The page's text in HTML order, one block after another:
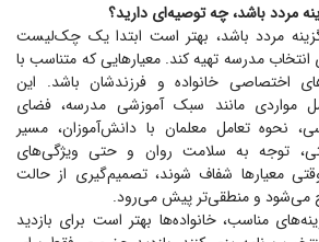
مردد باشد، چه توصیه‌ای دارید؟
مردد باشد، بهتر است ابتدا یک چک‌لیست
انتخاب مدرسه تهیه کند. معیار‌هایی که متناسب با
اختصاصی خانواده و فرزندشان باشد. این
مواردی مانند سبک آموزشی مدرسه، فضای
نحوه تعامل معلمان با دانش‌آموزان، مسیر
توجه به سلامت روان و حتی ویژگی‌های
معیار‌ها شفاف شوند، تصمیم‌گیری از حالت
می‌شود و منطقی‌تر پیش می‌رود.
مناسب، خانواده‌ها بهتر است برای بازدید